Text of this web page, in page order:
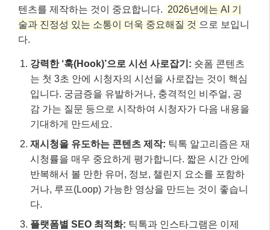
텐츠를 제작하는 것이 중요합니다. 2026년에는 AI 기
술과 진정성 있는 소통이 더욱 중요해질 것 으로 보입니
다.
강력한 ‘훅(Hook)’으로 시선 사로잡기: 숏폼 콘텐츠
는 첫 3초 안에 시청자의 시선을 사로잡는 것이 핵심
입니다. 궁금증을 유발하거나, 충격적인 비주얼, 공
감 가는 질문 등으로 시작하여 시청자가 다음 내용을
기대하게 만드세요.
재시청을 유도하는 콘텐츠 제작: 틱톡 알고리즘은 재
시청률을 매우 중요하게 평가합니다. 짧은 시간 안에
반복해서 볼 만한 유머, 정보, 챌린지 요소를 포함하
거나, 루프(Loop) 가능한 영상을 만드는 것이 좋습니
다.
플랫폼별 SEO 최적화: 틱톡과 인스타그램은 이제